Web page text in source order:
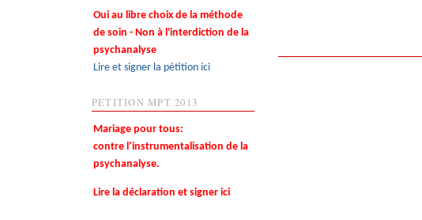
Oui au libre choix de la méthode
de soin - Non à l'interdiction de la
psychanalyse
Lire et signer la pétition ici
PETITION MPT 2013
Mariage pour tous:
contre l’instrumentalisation de la
psychanalyse.
Lire la déclaration et signer ici